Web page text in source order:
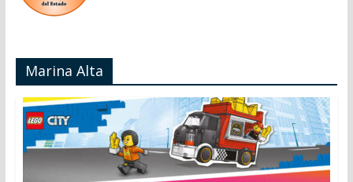
Marina Alta